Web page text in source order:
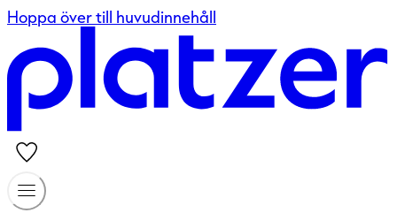
Hoppa över till huvudinnehåll